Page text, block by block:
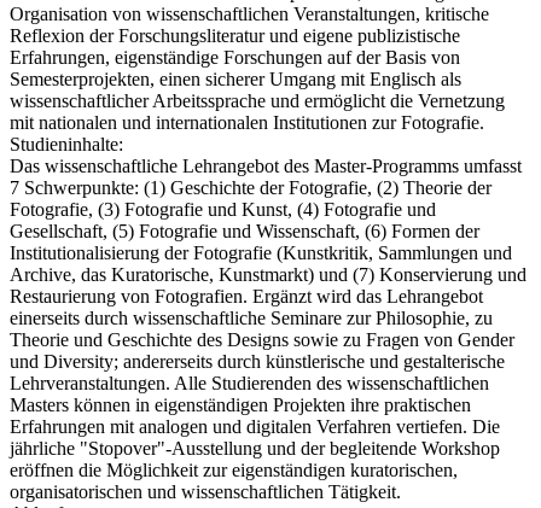
Organisation von wissenschaftlichen Veranstaltungen, kritische
Reflexion der Forschungsliteratur und eigene publizistische
Erfahrungen, eigenständige Forschungen auf der Basis von
Semesterprojekten, einen sicherer Umgang mit Englisch als
wissenschaftlicher Arbeitssprache und ermöglicht die Vernetzung
mit nationalen und internationalen Institutionen zur Fotografie.
Studieninhalte:
Das wissenschaftliche Lehrangebot des Master-Programms umfasst
7 Schwerpunkte: (1) Geschichte der Fotografie, (2) Theorie der
Fotografie, (3) Fotografie und Kunst, (4) Fotografie und
Gesellschaft, (5) Fotografie und Wissenschaft, (6) Formen der
Institutionalisierung der Fotografie (Kunstkritik, Sammlungen und
Archive, das Kuratorische, Kunstmarkt) und (7) Konservierung und
Restaurierung von Fotografien. Ergänzt wird das Lehrangebot
einerseits durch wissenschaftliche Seminare zur Philosophie, zu
Theorie und Geschichte des Designs sowie zu Fragen von Gender
und Diversity; andererseits durch künstlerische und gestalterische
Lehrveranstaltungen. Alle Studierenden des wissenschaftlichen
Masters können in eigenständigen Projekten ihre praktischen
Erfahrungen mit analogen und digitalen Verfahren vertiefen. Die
jährliche "Stopover"-Ausstellung und der begleitende Workshop
eröffnen die Möglichkeit zur eigenständigen kuratorischen,
organisatorischen und wissenschaftlichen Tätigkeit.